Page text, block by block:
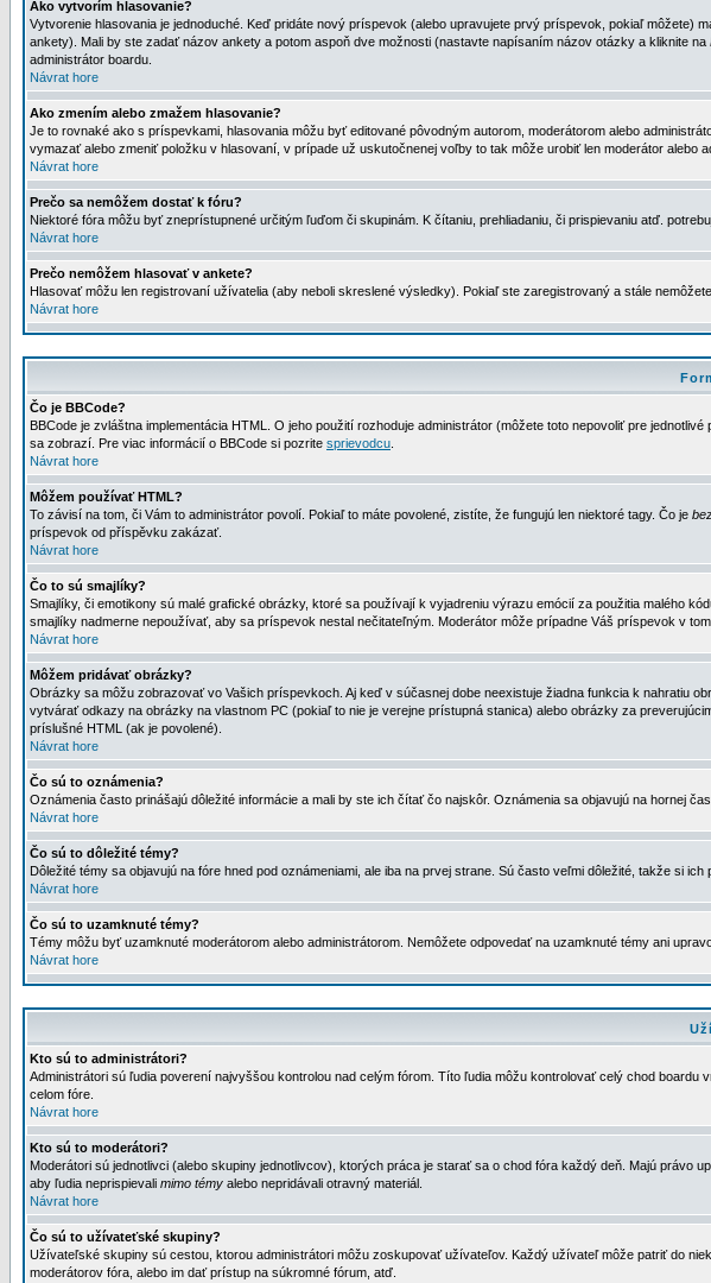
Ako vytvorím hlasovanie?
Vytvorenie hlasovania je jednoduché. Keď pridáte nový príspevok (alebo upravujete prvý príspevok, pokiaľ môžete)
ankety). Mali by ste zadať názov ankety a potom aspoň dve možnosti (nastavte napísaním názov otázky a kliknite na
administrátor boardu.
Návrat hore
Ako zmením alebo zmažem hlasovanie?
Je to rovnaké ako s príspevkami, hlasovania môžu byť editované pôvodným autorom, moderátorom alebo
vymazať alebo zmeniť položku v hlasovaní, v prípade už uskutočnenej voľby to tak môže urobiť len moderátor alebo
Návrat hore
Prečo sa nemôžem dostať k fóru?
Niektoré fóra môžu byť zneprístupnené určitým ľuďom či skupinám. K čítaniu, prehliadaniu, či prispievaniu atď.
Návrat hore
Prečo nemôžem hlasovať v ankete?
Hlasovať môžu len registrovaní užívatelia (aby neboli skreslené výsledky). Pokiaľ ste zaregistrovaný a stále
Návrat hore
Čo je BBCode?
BBCode je zvláštna implementácia HTML. O jeho použití rozhoduje administrátor (môžete toto nepovoliť pre
sa zobrazí. Pre viac informácií o BBCode si pozrite sprievodcu
Návrat hore
Môžem používať HTML?
To závisí na tom, či Vám to administrátor povolí. Pokiaľ to máte povolené, zistíte, že fungujú len niektoré tagy. Čo je
príspevok od příspěvku zakázať.
Návrat hore
Čo to sú smajlíky?
Smajlíky, či emotikony sú malé grafické obrázky, ktoré sa používají k vyjadreniu výrazu emócií za použitia malého
smajlíky nadmerne nepoužívať, aby sa príspevok nestal nečitateľným. Moderátor môže prípadne Váš príspevok v
Návrat hore
Môžem pridávať obrázky?
Obrázky sa môžu zobrazovať vo Vašich príspevkoch. Aj keď v súčasnej dobe neexistuje žiadna funkcia k nahratiu
vytvárať odkazy na obrázky na vlastnom PC (pokiaľ to nie je verejne prístupná stanica) alebo obrázky za
príslušné HTML (ak je povolené).
Návrat hore
Čo sú to oznámenia?
Oznámenia často prinášajú dôležité informácie a mali by ste ich čítať čo najskôr. Oznámenia sa objavujú na hornej
Návrat hore
Čo sú to dôležité témy?
Dôležité témy sa objavujú na fóre hned pod oznámeniami, ale iba na prvej strane. Sú často veľmi dôležité, takže si
Návrat hore
Čo sú to uzamknuté témy?
Témy môžu byť uzamknuté moderátorom alebo administrátorom. Nemôžete odpovedať na uzamknuté témy ani
Návrat hore
Kto sú to administrátori?
Administrátori sú ľudia poverení najvyššou kontrolou nad celým fórom. Títo ľudia môžu kontrolovať celý chod
celom fóre.
Návrat hore
Kto sú to moderátori?
Moderátori sú jednotlivci (alebo skupiny jednotlivcov), ktorých práca je starať sa o chod fóra každý deň. Majú
aby ľudia neprispievali mimo témy alebo nepridávali otravný materiál.
Návrat hore
Čo sú to užívateťské skupiny?
Užívateľské skupiny sú cestou, ktorou administrátori môžu zoskupovať užívateľov. Každý užívateľ môže patriť do
moderátorov fóra, alebo im dať prístup na súkromné fórum, atď.